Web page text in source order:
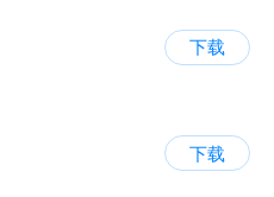
下载
下载